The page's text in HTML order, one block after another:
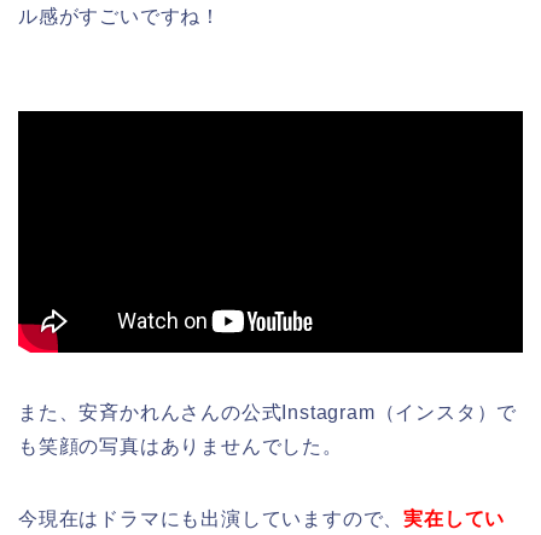
ル感がすごいですね！
また、安斉かれんさんの公式Instagram（インスタ）で
も笑顔の写真はありませんでした。
今現在はドラマにも出演していますので、実在してい